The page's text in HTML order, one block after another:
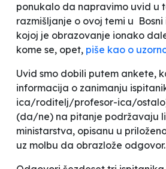
ponukalo da napravimo uvid u
razmišljanje o ovoj temi u
kojoj je obrazovanje ionako
kome se, opet, piše kao o
Uvid smo dobili putem ankete,
informacija o zanimanju
ica/roditelj/profesor-ica/
(da/ne) na pitanje podržavaju
ministarstva, opisanu u
uz molbu da obrazlože odgovor.